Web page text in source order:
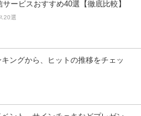
ービスおすすめ40選【徹底比較】
20選
ングから、ヒットの推移をチェッ